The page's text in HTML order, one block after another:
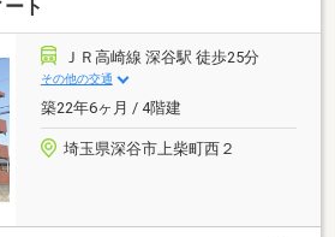
ト
ＪＲ高崎線 深谷駅 徒歩25分
その他の交通
築22年6ヶ月 / 4階建
埼玉県深谷市上柴町西２